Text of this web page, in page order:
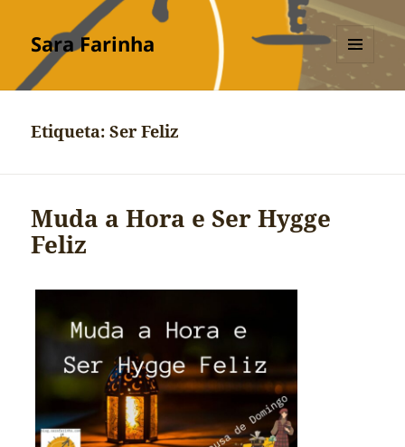
Sara Farinha
MENU
Etiqueta:Ser Feliz
Muda a Hora e Ser Hygge
Feliz